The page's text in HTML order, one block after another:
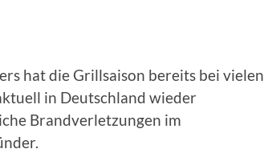
hat die Grillsaison bereits bei vielen
in Deutschland wieder
Brandverletzungen im